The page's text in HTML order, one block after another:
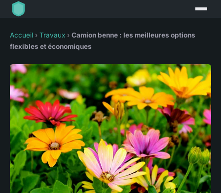
Accueil › Travaux › Camion benne : les meilleures options
flexibles et économiques